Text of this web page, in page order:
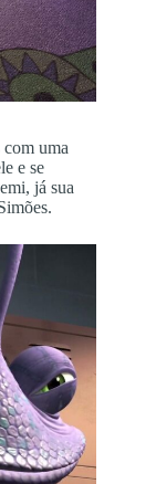
uma
e se
já sua